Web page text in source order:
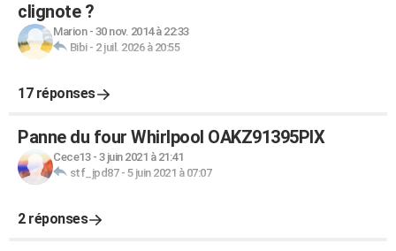
clignote ?
Marion- 30 nov. 2014 à 22:33
Bibi- 2 juil. 2026 à 20:55
17 réponses
Panne du four Whirlpool OAKZ91395PIX
Cece13- 3 juin 2021 à 21:41
stf_jpd87- 5 juin 2021 à 07:07
2 réponses